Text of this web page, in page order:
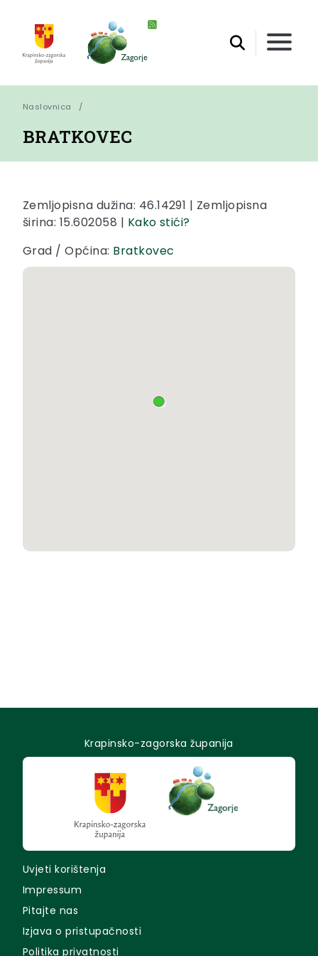
Naslovnica
BRATKOVEC
Zemljopisna dužina: 46.14291 | Zemljopisna
širina: 15.602058 | Kako stići?
Grad / Općina: Bratkovec
Krapinsko-zagorska županija
Uvjeti korištenja
Impressum
Pitajte nas
Izjava o pristupačnosti
Politika privatnosti